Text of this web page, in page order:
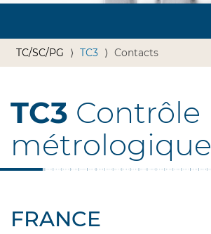
TC/SC/PG TC3 Contacts
TC3 Contrôle
métrologique
FRANCE